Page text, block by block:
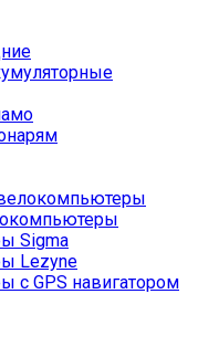
Sigma
Lezyne
с GPS навигатором